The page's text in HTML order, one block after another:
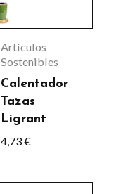
Artículos
Sostenibles
Calentador
Tazas
Ligrant
4,73€